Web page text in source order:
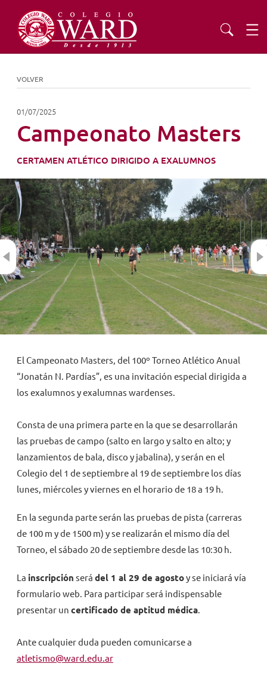
EXTENSIÓN
COMUNIDAD
AGENDA
NOVEDADES
TRABAJAR AQUÍ
INTRANET
VOLVER
01/07/2025
Campeonato Masters
CERTAMEN ATLÉTICO DIRIGIDO A EXALUMNOS
Previous
El Campeonato Masters, del 100º Torneo Atlético Anual
“Jonatán N. Pardías”, es una invitación especial dirigida a
los exalumnos y exalumnas wardenses.
Consta de una primera parte en la que se desarrollarán
las pruebas de campo (salto en largo y salto en alto; y
lanzamientos de bala, disco y jabalina), y serán en el
Colegio del 1 de septiembre al 19 de septiembre los días
lunes, miércoles y viernes en el horario de 18 a 19 h.
En la segunda parte serán las pruebas de pista (carreras
de 100 m y de 1500 m) y se realizarán el mismo día del
Torneo, el sábado 20 de septiembre desde las 10:30 h.
La inscripción será del 1 al 29 de agostoy se iniciará vía
formulario web. Para participar será indispensable
presentar un certificado de aptitud médica.
Ante cualquier duda pueden comunicarse a
atletismo@ward.edu.ar